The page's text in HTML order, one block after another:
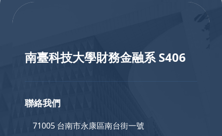
南臺科技大學財務金融系 S406
聯絡我們
71005 台南市永康區南台街一號